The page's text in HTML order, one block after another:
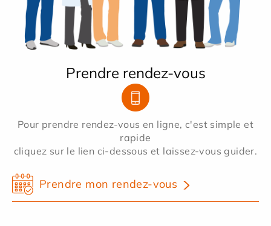
Prendre rendez-vous
Pour prendre rendez-vous en ligne, c'est simple et
rapide
cliquez sur le lien ci-dessous et laissez-vous guider.
Prendre mon rendez-vous